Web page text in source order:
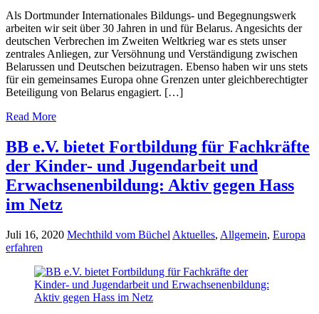
Als Dortmunder Internationales Bildungs- und Begegnungswerk
arbeiten wir seit über 30 Jahren in und für Belarus. Angesichts der
deutschen Verbrechen im Zweiten Weltkrieg war es stets unser
zentrales Anliegen, zur Versöhnung und Verständigung zwischen
Belarussen und Deutschen beizutragen. Ebenso haben wir uns stets
für ein gemeinsames Europa ohne Grenzen unter gleichberechtigter
Beteiligung von Belarus engagiert. […]
Read More
BB e.V. bietet Fortbildung für Fachkräfte
der Kinder- und Jugendarbeit und
Erwachsenenbildung: Aktiv gegen Hass
im Netz
Juli 16, 2020 Mechthild vom Büchel Aktuelles, Allgemein, Europa
erfahren